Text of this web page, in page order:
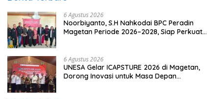
6 Agustus 2026
Noorbiyanto, S.H Nahkodai BPC Peradin
Magetan Periode 2026–2028, Siap Perkuat
6 Agustus 2026
UNESA Gelar ICAPSTURE 2026 di Magetan,
Dorong Inovasi untuk Masa Depan